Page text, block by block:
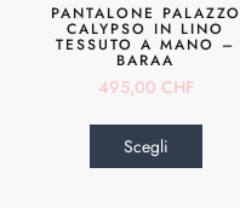
PANTALONE PALAZZO
CALYPSO IN LINO
TESSUTO A MANO –
BARAA
495,00 CHF
Scegli